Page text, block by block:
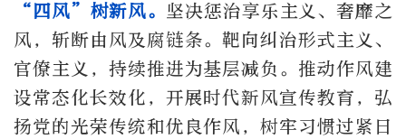
“四风”树新风。 坚决惩治享乐主义、奢靡之
风，斩断由风及腐链条。靶向纠治形式主义、
官僚主义，持续推进为基层减负。推动作风建
设常态化长效化，开展时代新风宣传教育，弘
扬党的光荣传统和优良作风，树牢习惯过紧日